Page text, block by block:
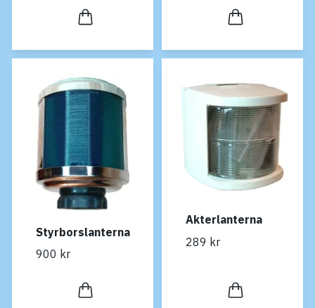
Styrborslanterna
900 kr
Akterlanterna
289 kr